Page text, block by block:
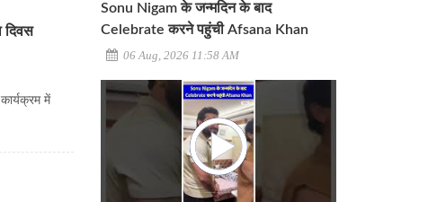
दिवस
में
Sonu Nigam के जन्मदिन के बाद
Celebrate करने पहुंची Afsana Khan
06 Aug, 2026 11:58 AM